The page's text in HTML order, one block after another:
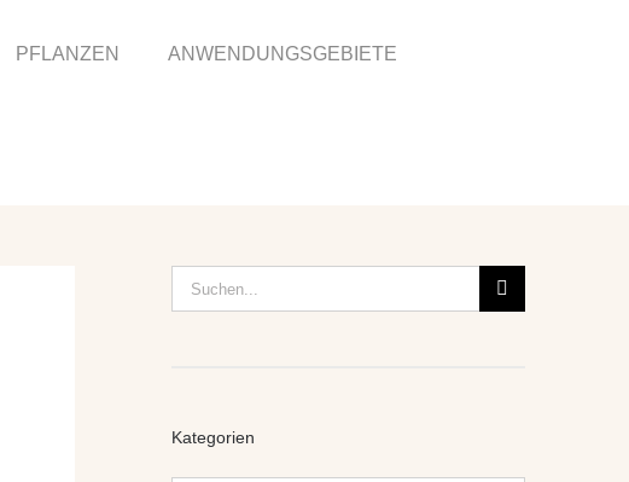
PFLANZEN ANWENDUNGSGEBIETE
Suche
nach:
Kategorien